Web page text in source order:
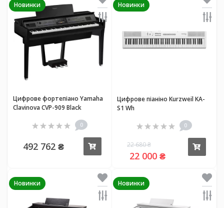
Новинки
Цифрове фортепіано Yamaha
Clavinova CVP-909 Black
0
492 762 ₴
Новинки
Цифрове піаніно Kurzweil KA-
S1 Wh
0
22 680 ₴
22 000 ₴
Новинки Новинки